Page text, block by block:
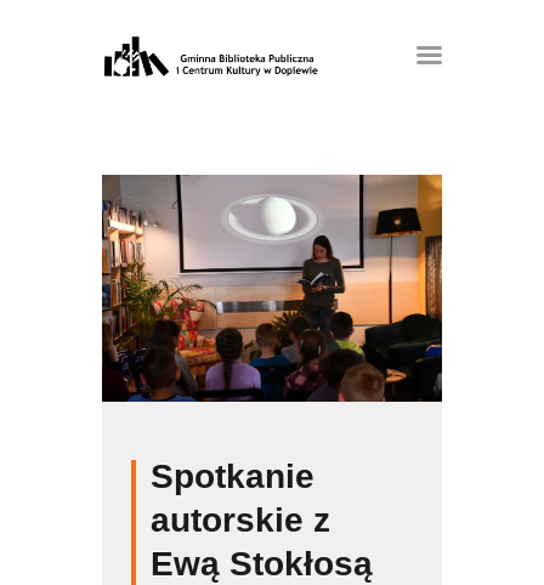
Spotkanie
autorskie z
Ewą Stokłosą